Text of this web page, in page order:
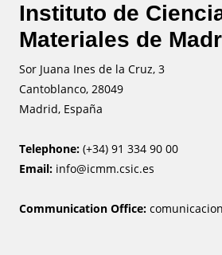
Instituto de
Materiales de
Sor Juana Ines de la Cruz, 3
Cantoblanco, 28049
Madrid, España
Telephone: (+34) 91 334 90 00
Email: info@icmm.csic.es
Communication Office: